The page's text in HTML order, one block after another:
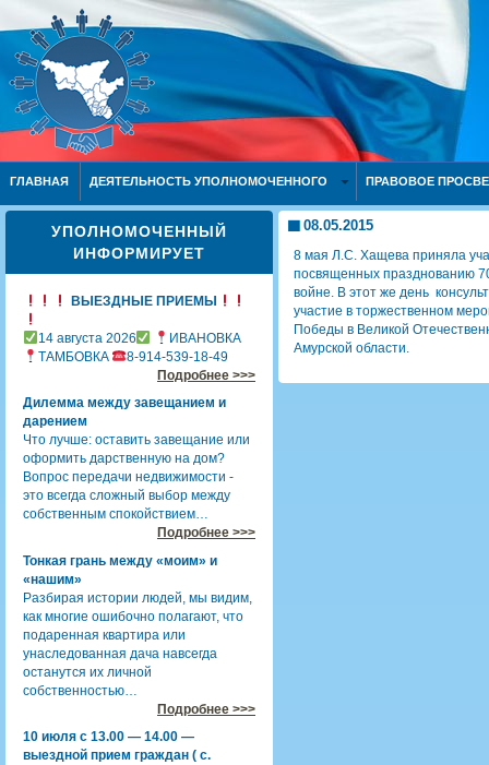
ГЛАВНАЯ ДЕЯТЕЛЬНОСТЬ УПОЛНОМОЧЕННОГО ПРАВОВОЕ
УПОЛНОМОЧЕННЫЙ
ИНФОРМИРУЕТ
ВЫЕЗДНЫЕ ПРИЕМЫ
14 августа 2026
ИВАНОВКА
ТАМБОВКА
8-914-539-18-49
Подробнее >>>
Дилемма между завещанием и
дарением
Что лучше: оставить завещание или
оформить дарственную на дом?
Вопрос передачи недвижимости -
это всегда сложный выбор между
собственным спокойствием…
Подробнее >>>
Тонкая грань между «моим» и
«нашим»
Разбирая истории людей, мы видим,
как многие ошибочно полагают, что
подаренная квартира или
унаследованная дача навсегда
останутся их личной
собственностью…
Подробнее >>>
10 июля с 13.00 — 14.00 —
выездной прием граждан ( с.
08.05.2015
8 мая Л.С. Хащева приняла
посвященных празднованию
войне. В этот же день
участие в торжественном
Победы в Великой
Амурской области.